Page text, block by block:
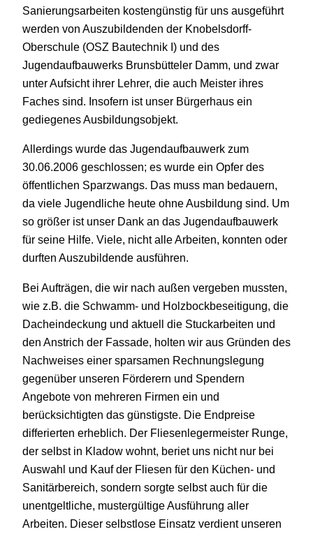
Sanierungsarbeiten kostengünstig für uns ausgeführt
werden von Auszubildenden der Knobelsdorff-
Oberschule (OSZ Bautechnik I) und des
Jugendaufbauwerks Brunsbütteler Damm, und zwar
unter Aufsicht ihrer Lehrer, die auch Meister ihres
Faches sind. Insofern ist unser Bürgerhaus ein
gediegenes Ausbildungsobjekt.
Allerdings wurde das Jugendaufbauwerk zum
30.06.2006 geschlossen; es wurde ein Opfer des
öffentlichen Sparzwangs. Das muss man bedauern,
da viele Jugendliche heute ohne Ausbildung sind. Um
so größer ist unser Dank an das Jugendaufbauwerk
für seine Hilfe. Viele, nicht alle Arbeiten, konnten oder
durften Auszubildende ausführen.
Bei Aufträgen, die wir nach außen vergeben mussten,
wie z.B. die Schwamm- und Holzbockbeseitigung, die
Dacheindeckung und aktuell die Stuckarbeiten und
den Anstrich der Fassade, holten wir aus Gründen des
Nachweises einer sparsamen Rechnungslegung
gegenüber unseren Förderern und Spendern
Angebote von mehreren Firmen ein und
berücksichtigten das günstigste. Die Endpreise
differierten erheblich. Der Fliesenlegermeister Runge,
der selbst in Kladow wohnt, beriet uns nicht nur bei
Auswahl und Kauf der Fliesen für den Küchen- und
Sanitärbereich, sondern sorgte selbst auch für die
unentgeltliche, mustergültige Ausführung aller
Arbeiten. Dieser selbstlose Einsatz verdient unseren